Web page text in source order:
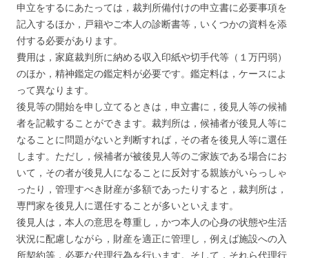
申立をするにあたっては，裁判所備付けの申立書に必要事項を
記入するほか，戸籍やご本人の診断書等，いくつかの資料を添
付する必要があります。
費用は，家庭裁判所に納める収入印紙や切手代等（１万円弱）
のほか，精神鑑定の鑑定料が必要です。鑑定料は，ケースによ
って異なります。
後見等の開始を申し立てるときは，申立書に，後見人等の候補
者を記載することができます。裁判所は，候補者が後見人等に
なることに問題がないと判断すれば，その者を後見人等に選任
します。ただし，候補者が被後見人等のご家族である場合にお
いて，その者が後見人になることに反対する親族がいらっしゃ
ったり，管理すべき財産が多額であったりすると，裁判所は，
専門家を後見人に選任することが多いといえます。
後見人は，本人の意思を尊重し，かつ本人の心身の状態や生活
状況に配慮しながら，財産を適正に管理し，例えば施設への入
所契約等，必要な代理行為を行います。そして，それら代理行